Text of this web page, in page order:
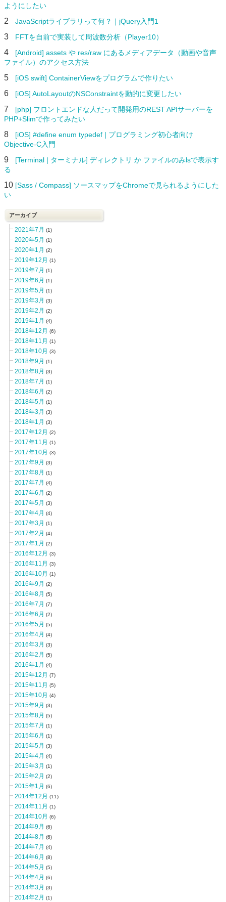
ようにしたい
2 JavaScriptライブラリって何？｜jQuery入門1
3 FFTを自前で実装して周波数分析（Player10）
4
[Android] assets や res/raw にあるメディアデータ（動画や音声
ファイル）のアクセス方法
5 [iOS swift] ContainerViewをプログラムで作りたい
6 [iOS] AutoLayoutのNSConstraintを動的に変更したい
7
[php] フロントエンドな人だって開発用のREST APIサーバーを
PHP+Slimで作ってみたい
8
[iOS] #define enum typedef | プログラミング初心者向け
Objective-C入門
9
[Terminal | ターミナル] ディレクトリ か ファイルのみlsで表示す
る
10 [Sass / Compass] ソースマップをChromeで見られるようにした
い
アーカイブ
2021年7月 (1)
2020年5月 (1)
2020年1月 (2)
2019年12月 (1)
2019年7月 (1)
2019年6月 (1)
2019年5月 (1)
2019年3月 (3)
2019年2月 (2)
2019年1月 (4)
2018年12月 (6)
2018年11月 (1)
2018年10月 (3)
2018年9月 (1)
2018年8月 (3)
2018年7月 (1)
2018年6月 (2)
2018年5月 (1)
2018年3月 (3)
2018年1月 (3)
2017年12月 (2)
2017年11月 (1)
2017年10月 (3)
2017年9月 (3)
2017年8月 (1)
2017年7月 (4)
2017年6月 (2)
2017年5月 (3)
2017年4月 (4)
2017年3月 (1)
2017年2月 (4)
2017年1月 (2)
2016年12月 (3)
2016年11月 (3)
2016年10月 (1)
2016年9月 (2)
2016年8月 (5)
2016年7月 (7)
2016年6月 (2)
2016年5月 (5)
2016年4月 (4)
2016年3月 (3)
2016年2月 (5)
2016年1月 (4)
2015年12月 (7)
2015年11月 (5)
2015年10月 (4)
2015年9月 (3)
2015年8月 (5)
2015年7月 (1)
2015年6月 (1)
2015年5月 (3)
2015年4月 (4)
2015年3月 (1)
2015年2月 (2)
2015年1月 (6)
2014年12月 (11)
2014年11月 (1)
2014年10月 (6)
2014年9月 (6)
2014年8月 (6)
2014年7月 (4)
2014年6月 (8)
2014年5月 (5)
2014年4月 (6)
2014年3月 (3)
2014年2月 (1)